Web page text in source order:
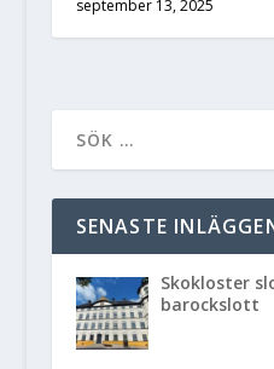
september 13, 2025
SENASTE
Skokloster
barockslott